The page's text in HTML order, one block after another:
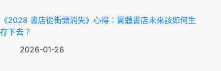
《2028 書店從街頭消失》心得：實體書店未來該如何生
存下去？
2026-01-26